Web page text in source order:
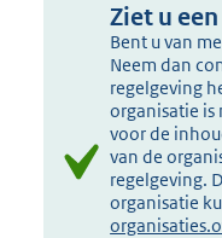
Ziet u
Bent u van
Neem dan
regelgeving
organisatie
voor de
van de
regelgeving.
organisatie